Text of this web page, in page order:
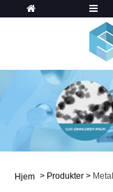
Hjem > Produkter >